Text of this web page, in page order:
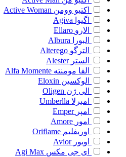
اکتیو وومن Active Woman
اگیوا Agiva
الارو Ellaro
البورا
Albura
الترگو Alterego
الستر Alester
الفا مومنته Alfa Momente
الوکسین Eloxin
الی ژن Oligen
امبرلا Umberlla
امپر Emper
امور Amore
اوریفلیم Oriflame
اویور Avior
ای جی مکس Agi Max